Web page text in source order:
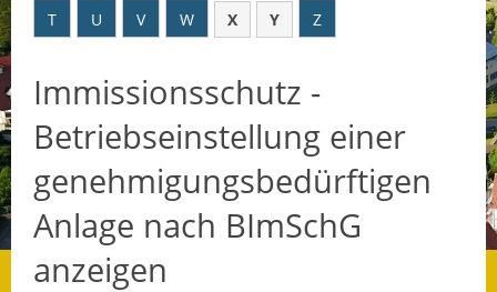
Datenschutz
Datenschutz im
Steueramt
Gebärdensprache
Geschichte und
Gegenwart
T
U V W X Y Z
Immissionsschutz -
Betriebseinstellung einer
genehmigungsbedürftigen
Anlage nach BImSchG
anzeigen